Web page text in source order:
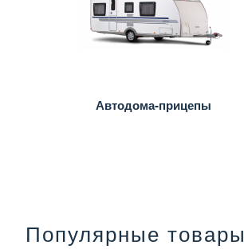
Автодома-прицепы
Популярные товары